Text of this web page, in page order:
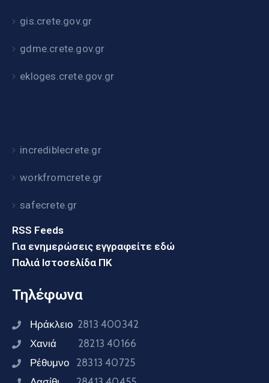
gis.crete.gov.gr
gdme.crete.gov.gr
ekloges.crete.gov.gr
incrediblecrete.gr
workfromcrete.gr
safecrete.gr
RSS Feeds
Για ενημερώσεις εγγραφείτε εδώ
Παλιά Ιστοσελίδα ΠΚ
Τηλέφωνα
Ηράκλειο 2813 400342
Χανιά 28213 40166
Ρέθυμνο 28313 40725